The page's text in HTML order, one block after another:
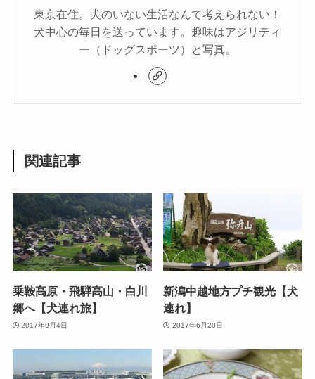
東京在住。犬のいない生活なんて考えられない！
犬中心の毎日を送っています。趣味はアジリティ
ー（ドッグスポーツ）と写真。
関連記事
乗鞍高原・飛騨高山・白川
郷へ【犬連れ旅】
2017年9月4日
新潟中越地方プチ観光【犬
連れ】
2017年6月20日